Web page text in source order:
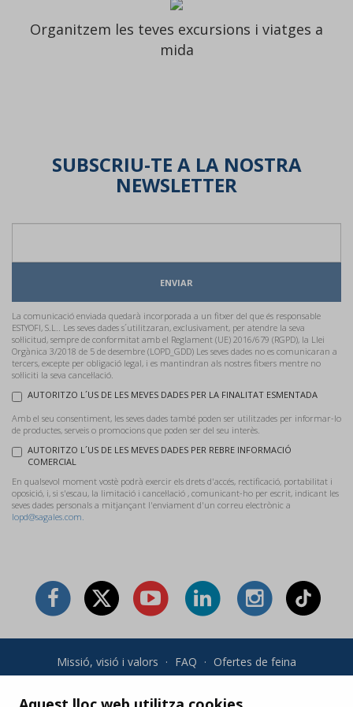
Organitzem les teves excursions i viatges a
mida
SUBSCRIU-TE A LA NOSTRA
NEWSLETTER
ENVIAR
La comunicació enviada quedarà incorporada a un fitxer del que és responsable
ESTYOFI, S.L.. Les seves dades s´utilitzaran, exclusivament, per atendre la seva
sol·licitud, sempre de conformitat amb el Reglament (UE) 2016/679 (RGPD), la Llei
Orgànica 3/2018 de 5 de desembre (LOPD_GDD) Les seves dades no es comunicaran a
tercers, excepte per obligació legal, i es mantindran als nostres fitxers mentre no
sol·liciti la seva cancel·lació.
AUTORITZO L´US DE LES MEVES DADES PER LA FINALITAT ESMENTADA
Amb el seu consentiment, les seves dades també poden ser utilitzades per informar-lo
de productes, serveis o promocions que poden ser del seu interès.
AUTORITZO L´US DE LES MEVES DADES PER REBRE INFORMACIÓ
COMERCIAL
En qualsevol moment vostè podrà exercir els drets d'accés, rectificació, portabilitat i
oposició, i, si s'escau, la limitació i cancel·lació , comunicant-ho per escrit, indicant les
seves dades personals a mitjançant l'enviament d'un correu electrònic a
lopd@sagales.com.
Missió, visió i valors · FAQ · Ofertes de feina
compra · Política de cookies